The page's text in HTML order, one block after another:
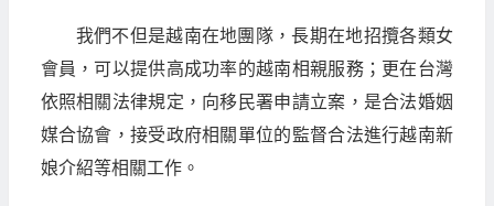
我們不但是越南在地團隊，長期在地招攬各類女
會員，可以提供高成功率的越南相親服務；更在台灣
依照相關法律規定，向移民署申請立案，是合法婚姻
媒合協會，接受政府相關單位的監督合法進行越南新
娘介紹等相關工作。